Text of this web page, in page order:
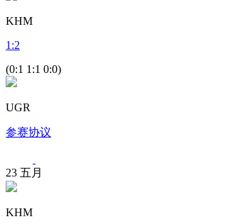
KHM
1 :2
(0:1 1:1 0:0)
UGR
参赛协议
23 五月
KHM